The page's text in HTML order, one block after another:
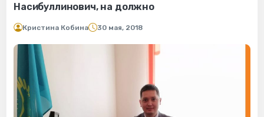
Насибуллинович, на должно
Кристина Кобина 30 мая, 2018